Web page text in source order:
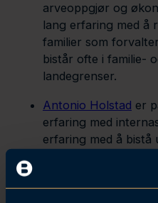
arveoppgjør og
lang erfaring med å
familier som
bistår ofte i familie-
landegrenser.
Antonio Holstad er
erfaring med
erfaring med å bistå
tilvarende norske
utlandet og